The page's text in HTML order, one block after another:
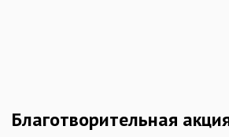
Благотворительная